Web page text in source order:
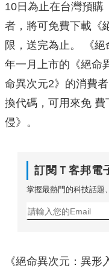
10日為止在台灣預購
者，將可免費下載《
限，送完為止。 《
年一月上市的《絕命
命異次元2》的消費
換代碼，可用來免 費
侵》。
訂閱Ｔ客邦電
掌握最熱門的科技話題
《絕命異次元：異